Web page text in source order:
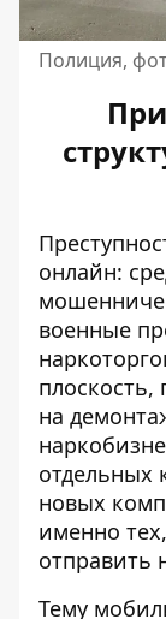
Полиция,
онлайн:
военные
плоскость,
на
отдельных
новых
именно
отправить
Тему